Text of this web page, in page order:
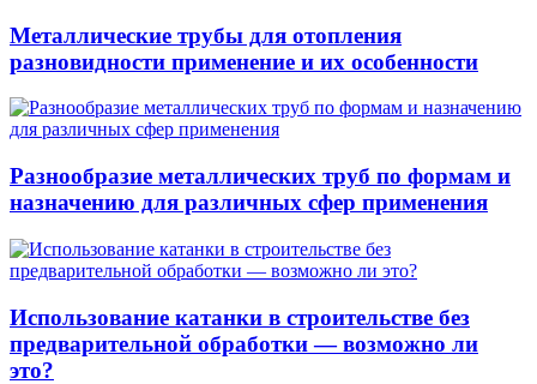
Металлические трубы для отопления
разновидности применение и их особенности
Разнообразие металлических труб по формам и
назначению для различных сфер применения
Использование катанки в строительстве без
предварительной обработки — возможно ли
это?